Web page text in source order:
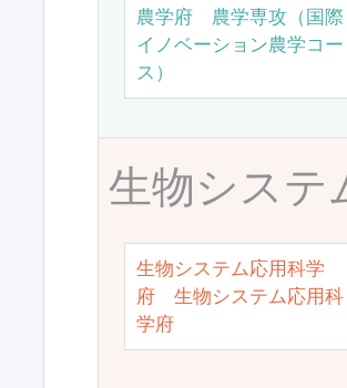
農学府 農学専攻（国際
イノベーション農学コー
ス）
生物システ
生物システム応用科学
府 生物システム応用科
学府